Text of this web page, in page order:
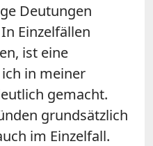
Deutungen
Einzelfällen
ist eine
ich in meiner
gemacht.
grundsätzlich
im Einzelfall.